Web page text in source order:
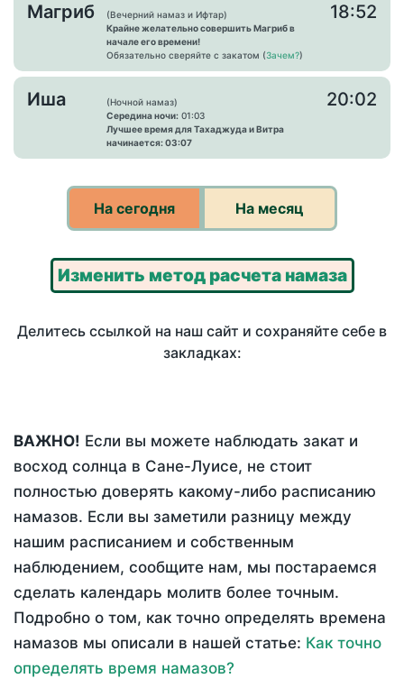
Магриб
(Вечерний намаз и Ифтар)
Крайне желательно совершить Магриб в
начале его времени!
Обязательно сверяйте с закатом (Зачем?)
18:52
Иша
(Ночной намаз)
Середина ночи: 01:03
Лучшее время для Тахаджуда и Витра
начинается: 03:07
20:02
На сегодня На месяц
Изменить метод расчета намаза
Делитесь ссылкой на наш сайт и сохраняйте себе в
закладках:
ВАЖНО! Если вы можете наблюдать закат и
восход солнца в Сане-Луисе, не стоит
полностью доверять какому-либо расписанию
намазов. Если вы заметили разницу между
нашим расписанием и собственным
наблюдением, сообщите нам, мы постараемся
сделать календарь молитв более точным.
Подробно о том, как точно определять времена
намазов мы описали в нашей статье: Как точно
определять время намазов?